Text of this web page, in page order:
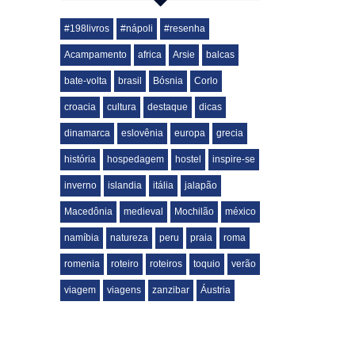
#198livros #nápoli #resenha
Acampamento africa Arsie balcas
bate-volta brasil Bósnia Corlo
croacia cultura destaque dicas
dinamarca eslovênia europa grecia
história hospedagem hostel inspire-se
inverno islandia itália jalapão
Macedônia medieval Mochilão méxico
namíbia natureza peru praia roma
romenia roteiro roteiros toquio verão
viagem viagens zanzibar Áustria